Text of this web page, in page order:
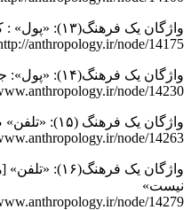
واژگان یک فرهنگ(۱۳): «پول» : کاغذ های قیمتی
anthropology.ir/node/14175
واژگان یک فرهنگ(۱۴): «پول»: جدال اخلاق وثروت
node/14230
واژگان یک فرهنگ (۱۵): «تلفن» صدای «دیگری»
node/14263
واژگان یک
نیست»
node/14279